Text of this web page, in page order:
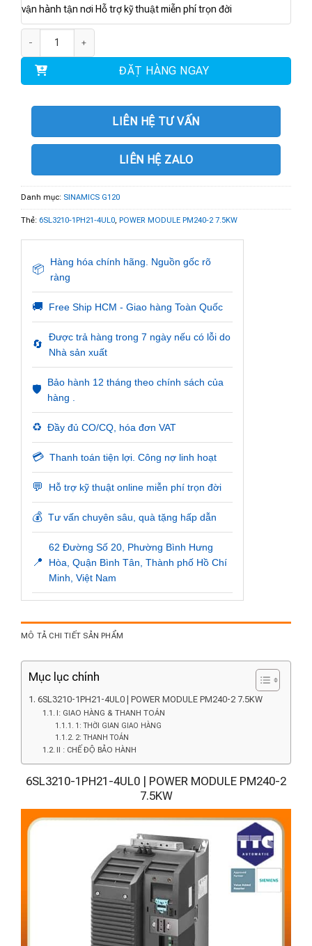
vận hành tận nơi Hỗ trợ kỹ thuật miễn phí trọn đời
ĐẶT HÀNG NGAY
LIÊN HỆ TƯ VẤN
LIÊN HỆ ZALO
Danh mục: SINAMICS G120
Thẻ: 6SL3210-1PH21-4UL0, POWER MODULE PM240-2 7.5KW
📦
Hàng hóa chính hãng. Nguồn gốc rõ
ràng
🚚 Free Ship HCM - Giao hàng Toàn Quốc
🔄
Được trả hàng trong 7 ngày nếu có lỗi do
Nhà sản xuất
🛡️
Bảo hành 12 tháng theo chính sách của
hàng .
♻️ Đầy đủ CO/CQ, hóa đơn VAT
💳 Thanh toán tiện lợi. Công nợ linh hoạt
💬 Hỗ trợ kỹ thuật online miễn phí trọn đời
💰 Tư vấn chuyên sâu, quà tặng hấp dẫn
📍
62 Đường Số 20, Phường Bình Hưng
Hòa, Quận Bình Tân, Thành phố Hồ Chí
Minh, Việt Nam
MÔ TẢ CHI TIẾT SẢN PHẨM
Mục lục chính
6SL3210-1PH21-4UL0 | POWER MODULE PM240-2 7.5KW
I: GIAO HÀNG & THANH TOÁN
1: THỜI GIAN GIAO HÀNG
2: THANH TOÁN
II : CHẾ ĐỘ BẢO HÀNH
6SL3210-1PH21-4UL0 | POWER MODULE PM240-2
7.5KW